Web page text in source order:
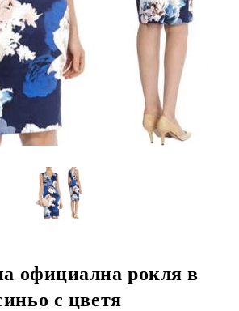
официална рокля в
с цветя